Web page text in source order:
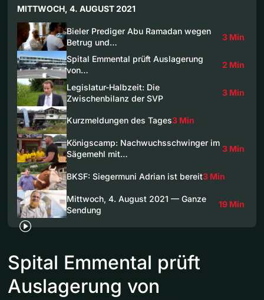
MITTWOCH, 4. AUGUST 2021
Bieler Prediger Abu Ramadan wegen
Betrug und…
3 Min
Spital Emmental prüft Auslagerung
von…
2 Min
Legislatur-Halbzeit: Die
Zwischenbilanz der SVP
3 Min
Kurzmeldungen des Tages3 Min
Königscamp: Nachwuchsschwinger im
Sägemehl mit…
3 Min
BKSF: Siegermuni Adrian ist bereit3 Min
Mittwoch, 4. August 2021 — Ganze
Sendung
19 Min
Spital Emmental prüft
Auslagerung von